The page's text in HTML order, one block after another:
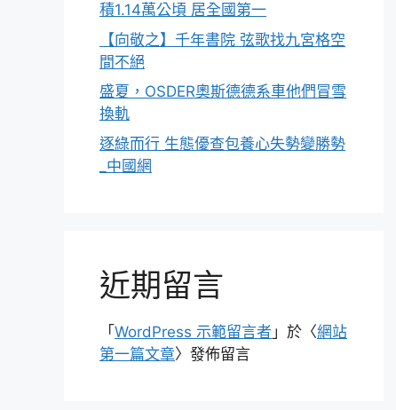
積1.14萬公頃 居全國第一
【向敬之】千年書院 弦歌找九宮格空
間不絕
盛夏，OSDER奧斯德德系車他們冒雪
換軌
逐綠而行 生態優查包養心失勢變勝勢
_中國網
近期留言
「WordPress 示範留言者 」於〈網站
第一篇文章〉發佈留言